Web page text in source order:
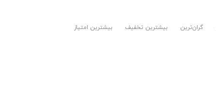
گران‌ترین بیشترین تخفیف بیشترین امتیاز